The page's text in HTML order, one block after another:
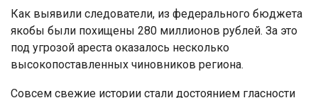
Как выявили следователи, из федерального бюджета
якобы были похищены 280 миллионов рублей. За это
под угрозой ареста оказалось несколько
высокопоставленных чиновников региона.
Совсем свежие истории стали достоянием гласности